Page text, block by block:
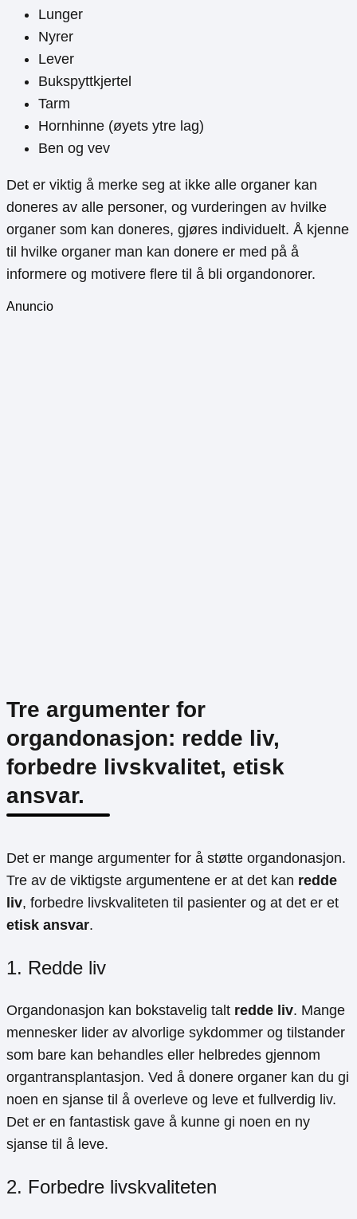
Lunger
Nyrer
Lever
Bukspyttkjertel
Tarm
Hornhinne (øyets ytre lag)
Ben og vev
Det er viktig å merke seg at ikke alle organer kan
doneres av alle personer, og vurderingen av hvilke
organer som kan doneres, gjøres individuelt. Å kjenne
til hvilke organer man kan donere er med på å
informere og motivere flere til å bli organdonorer.
Anuncio
Tre argumenter for
organdonasjon: redde liv,
forbedre livskvalitet, etisk
ansvar.
Det er mange argumenter for å støtte organdonasjon.
Tre av de viktigste argumentene er at det kan redde
liv, forbedre livskvaliteten til pasienter og at det er et
etisk ansvar.
1. Redde liv
Organdonasjon kan bokstavelig talt redde liv. Mange
mennesker lider av alvorlige sykdommer og tilstander
som bare kan behandles eller helbredes gjennom
organtransplantasjon. Ved å donere organer kan du gi
noen en sjanse til å overleve og leve et fullverdig liv.
Det er en fantastisk gave å kunne gi noen en ny
sjanse til å leve.
2. Forbedre livskvaliteten